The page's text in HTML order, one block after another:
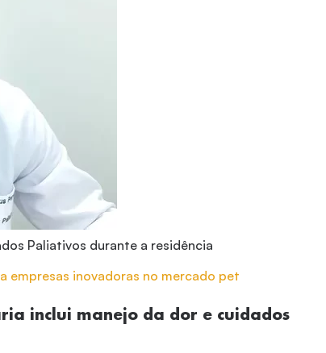
Paliativos durante a residência
empresas inovadoras no mercado pet
inclui manejo da dor e cuidados